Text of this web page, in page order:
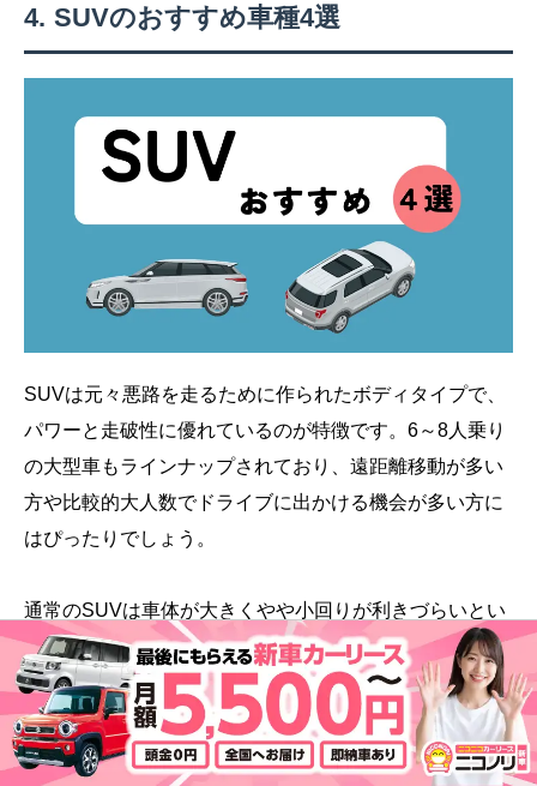
SUVのおすすめ車種4選
SUVは元々悪路を走るために作られたボディタイプで、
パワーと走破性に優れているのが特徴です。6～8人乗り
の大型車もラインナップされており、遠距離移動が多い
方や比較的大人数でドライブに出かける機会が多い方に
はぴったりでしょう。
通常のSUVは車体が大きくやや小回りが利きづらいとい
う難点がありますが、近年は街乗りにも適した比較的小
柄な車体が特徴の「コンパクトSUV」も流行していま
す。